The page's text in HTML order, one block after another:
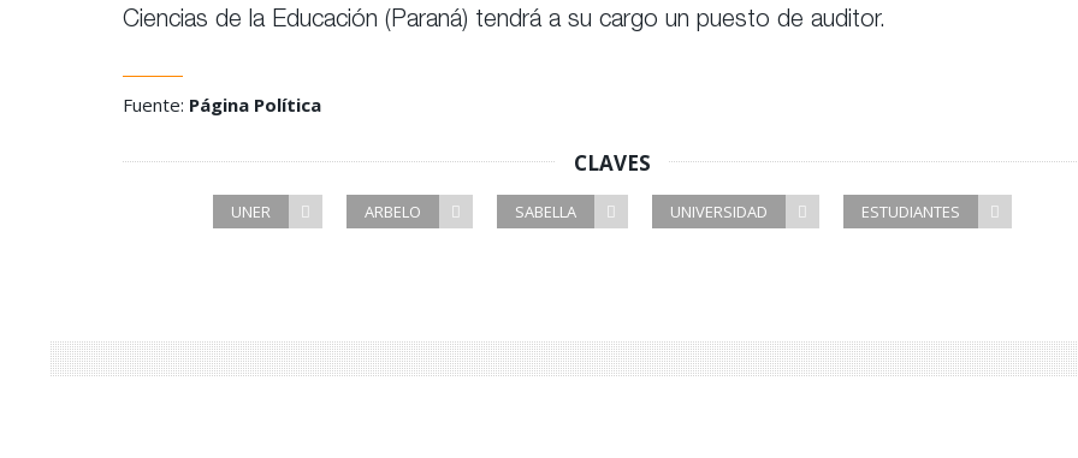
Ciencias de la Educación (Paraná) tendrá a su cargo un puesto de auditor.
Fuente: Página Política
CLAVES
UNER ARBELO SABELLA UNIVERSIDAD ESTUDIANTES